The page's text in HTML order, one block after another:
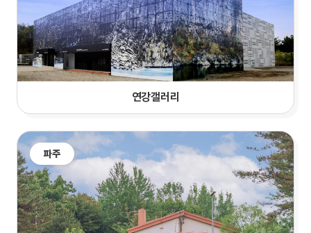
연강갤러리
파주